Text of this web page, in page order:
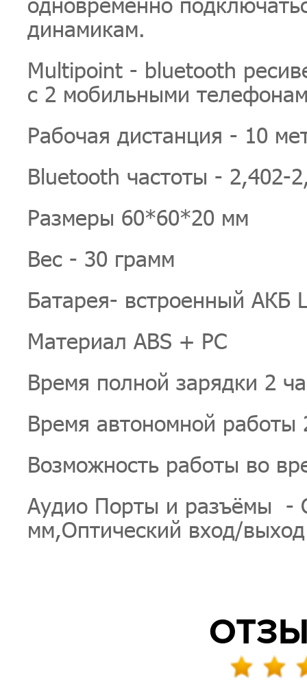
динамикам.
Multipoint - bluetooth
с 2 мобильными
Рабочая дистанция - 10
Bluetooth частоты - 2,402-
Размеры 60*60*20 мм
Вес - 30 грамм
Батарея- встроенный АКБ
Материал ABS + PC
Время полной зарядки 2
Время автономной работы
Возможность работы во
Аудио Порты и разъёмы -
мм,Оптический вход/